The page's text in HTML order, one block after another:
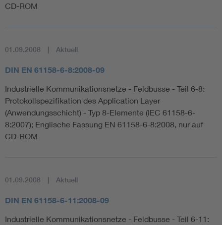
CD-ROM
01.09.2008 Aktuell
DIN EN 61158-6-8:2008-09
Industrielle Kommunikationsnetze - Feldbusse - Teil 6-8:
Protokollspezifikation des Application Layer
(Anwendungsschicht) - Typ 8-Elemente (IEC 61158-6-
8:2007); Englische Fassung EN 61158-6-8:2008, nur auf
CD-ROM
01.09.2008 Aktuell
DIN EN 61158-6-11:2008-09
Industrielle Kommunikationsnetze - Feldbusse - Teil 6-11: